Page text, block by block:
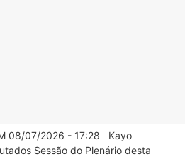
08/07/2026 - 17:28 Kayo
Sessão do Plenário desta